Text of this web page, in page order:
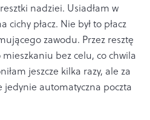
nadziei. Usiadłam w
płacz. Nie był to płacz
zawodu. Przez resztę
bez celu, co chwila
jeszcze kilka razy, ale za
jedynie automatyczna poczta